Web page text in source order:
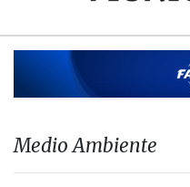
Medio Ambiente